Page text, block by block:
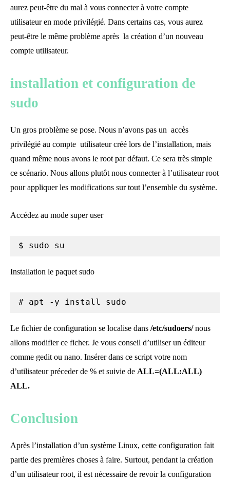
aurez peut-être du mal à vous connecter à votre compte
utilisateur en mode privilégié. Dans certains cas, vous aurez
peut-être le même problème après la création d’un nouveau
compte utilisateur.
installation et configuration de
sudo
Un gros problème se pose. Nous n’avons pas un accès
privilégié au compte utilisateur créé lors de l’installation, mais
quand même nous avons le root par défaut. Ce sera très simple
ce scénario. Nous allons plutôt nous connecter à l’utilisateur root
pour appliquer les modifications sur tout l’ensemble du système.
Accédez au mode super user
$ sudo su
Installation le paquet sudo
# apt -y install sudo
Le fichier de configuration se localise dans /etc/sudoers/nous
allons modifier ce ficher. Je vous conseil d’utiliser un éditeur
comme gedit ou nano. Insérer dans ce script votre nom
d’utilisateur préceder de % et suivie de ALL=(ALL:ALL)
ALL.
Conclusion
Après l’installation d’un système Linux, cette configuration fait
partie des premières choses à faire. Surtout, pendant la création
d’un utilisateur root, il est nécessaire de revoir la configuration